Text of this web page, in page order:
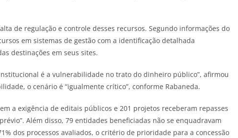
de regulação e controle desses recursos. Segundo informações do
em sistemas de gestão com a identificação detalhada
destinações em seus sites.
é a vulnerabilidade no trato do dinheiro público”, afirmou
o cenário é “igualmente crítico”, conforme Rabaneda.
a exigência de editais públicos e 201 projetos receberam repasses
Além disso, 79 entidades beneficiadas não se enquadravam
dos processos avaliados, o critério de prioridade para a concessão